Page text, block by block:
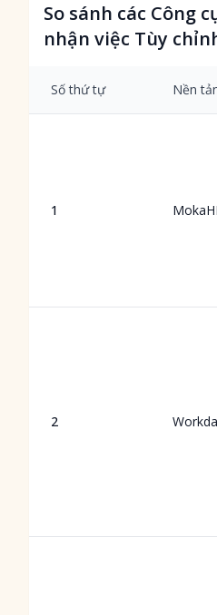
So sánh các Công
nhận việc Tùy
Số thứ tự Nền
1
2